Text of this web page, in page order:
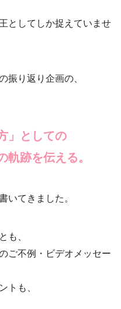
としてしか捉えていませ
振り返り企画の、
」としての
軌跡を伝える。
いてきました。
も、
ご不例・ビデオメッセー
トも、